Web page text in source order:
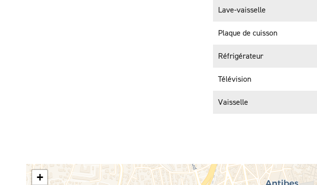
Lave-vaisselle
Plaque de cuisson
Réfrigérateur
Télévision
Vaisselle
+